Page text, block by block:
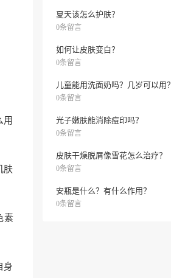
用
肤
素
身
夏天该怎么护肤？
0条留言
如何让皮肤变白？
0条留言
儿童能用洗面奶吗？几岁可以用？
0条留言
光子嫩肤能消除痘印吗？
0条留言
皮肤干燥脱屑像雪花怎么治疗？
0条留言
安瓶是什么？有什么作用？
0条留言